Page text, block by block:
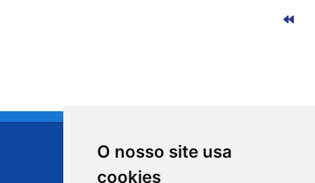
O nosso site usa
cookiesCIDADE DE